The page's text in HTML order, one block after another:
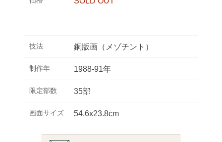
技法 銅版画（メゾチント）
制作年 1988-91年
限定部数 35部
画面サイズ 54.6x23.8cm